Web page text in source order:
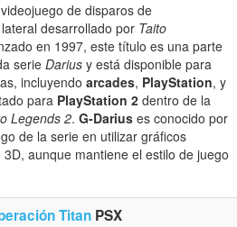
de disparos de
desarrollado por Taito
en 1997, este título es una parte
serie Darius y está disponible para
incluyendo arcades, PlayStation, y
para PlayStation 2 dentro de la
Legends 2. G-Darius es conocido por
de la serie en utilizar gráficos
aunque mantiene el estilo de juego
Titan PSX